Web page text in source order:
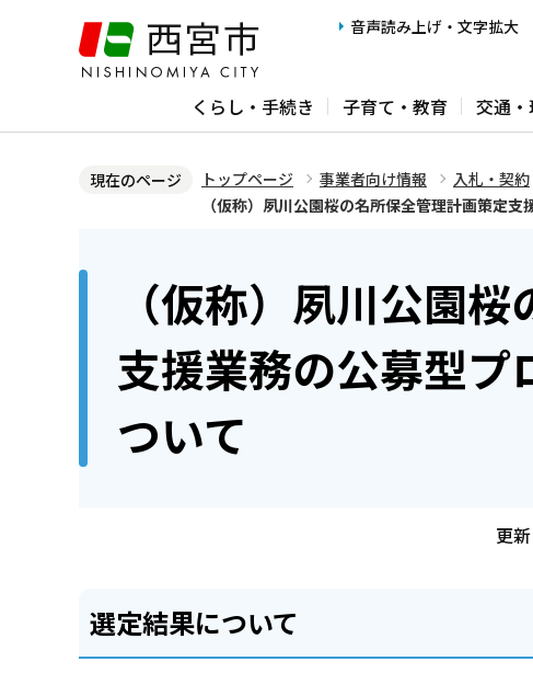
ジ
音声読み上げ・文字拡大
くらし・手続き 子育て・教育 交通
現在のページ トップページ 事業者向け情報 入札・契約
（仮称）夙川公園桜の名所保全管理計画策定
（仮称）夙川公園
支援業務の公募型プ
ついて
更
選定結果について